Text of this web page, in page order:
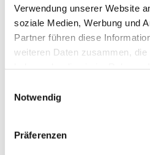
Verwendung unserer Website
soziale Medien, Werbung und
Partner führen diese
weiteren Daten zusammen,
Notwendig
Präferenzen
ww.erlebnis-tanz.de